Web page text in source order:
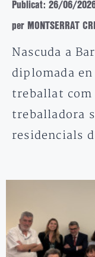
Publicat: 26/06/
per MONTSERRAT
Nascuda a
diplomada
treballat com
treballadora
residencials